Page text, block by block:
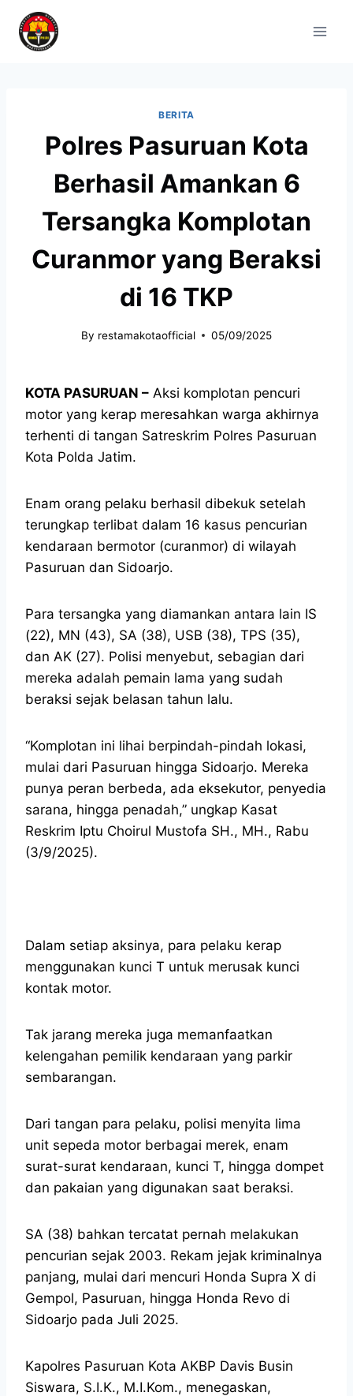
BERITA
Polres Pasuruan Kota
Berhasil Amankan 6
Tersangka Komplotan
Curanmor yang Beraksi
di 16 TKP
By restamakotaofficial 05/09/2025
KOTA PASURUAN – Aksi komplotan pencuri
motor yang kerap meresahkan warga akhirnya
terhenti di tangan Satreskrim Polres Pasuruan
Kota Polda Jatim.
Enam orang pelaku berhasil dibekuk setelah
terungkap terlibat dalam 16 kasus pencurian
kendaraan bermotor (curanmor) di wilayah
Pasuruan dan Sidoarjo.
Para tersangka yang diamankan antara lain IS
(22), MN (43), SA (38), USB (38), TPS (35),
dan AK (27). Polisi menyebut, sebagian dari
mereka adalah pemain lama yang sudah
beraksi sejak belasan tahun lalu.
“Komplotan ini lihai berpindah-pindah lokasi,
mulai dari Pasuruan hingga Sidoarjo. Mereka
punya peran berbeda, ada eksekutor, penyedia
sarana, hingga penadah,” ungkap Kasat
Reskrim Iptu Choirul Mustofa SH., MH., Rabu
(3/9/2025).
Dalam setiap aksinya, para pelaku kerap
menggunakan kunci T untuk merusak kunci
kontak motor.
Tak jarang mereka juga memanfaatkan
kelengahan pemilik kendaraan yang parkir
sembarangan.
Dari tangan para pelaku, polisi menyita lima
unit sepeda motor berbagai merek, enam
surat-surat kendaraan, kunci T, hingga dompet
dan pakaian yang digunakan saat beraksi.
SA (38) bahkan tercatat pernah melakukan
pencurian sejak 2003. Rekam jejak kriminalnya
panjang, mulai dari mencuri Honda Supra X di
Gempol, Pasuruan, hingga Honda Revo di
Sidoarjo pada Juli 2025.
Kapolres Pasuruan Kota AKBP Davis Busin
Siswara, S.I.K., M.I.Kom., menegaskan,